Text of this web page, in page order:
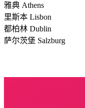
雅典 Athens
里斯本 Lisbon
都柏林 Dublin
萨尔茨堡 Salzburg